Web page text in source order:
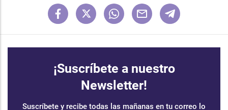
¡Suscríbete a nuestro
Newsletter!
Suscríbete y recibe todas las mañanas en tu correo lo